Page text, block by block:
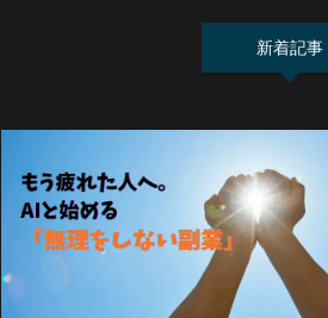
新着記事